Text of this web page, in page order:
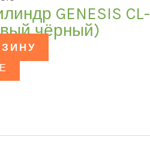
GENESIS CL-
чёрный)